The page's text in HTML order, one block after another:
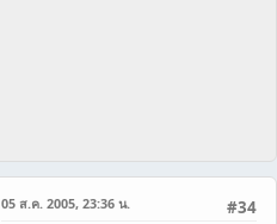
#34
05 ส.ค. 2005, 23:36 น.